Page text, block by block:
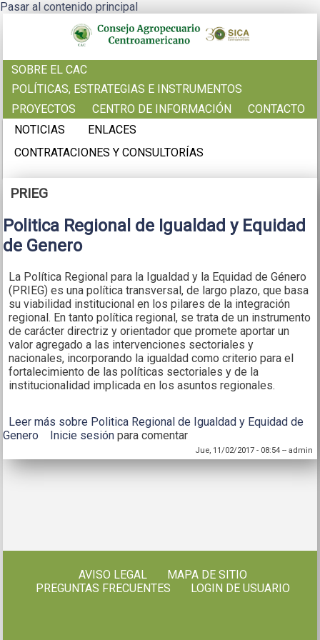
Pasar al contenido principal
SOBRE EL CAC
POLÍTICAS, ESTRATEGIAS E INSTRUMENTOS
PROYECTOS
CENTRO DE INFORMACIÓN
CONTACTO
NOTICIAS
ENLACES
CONTRATACIONES Y CONSULTORÍAS
PRIEG
Politica Regional de Igualdad y Equidad
de Genero
La Política Regional para la Igualdad y la Equidad de Género
(PRIEG) es una política transversal, de largo plazo, que basa
su viabilidad institucional en los pilares de la integración
regional. En tanto política regional, se trata de un instrumento
de carácter directriz y orientador que promete aportar un
valor agregado a las intervenciones sectoriales y
nacionales, incorporando la igualdad como criterio para el
fortalecimiento de las políticas sectoriales y de la
institucionalidad implicada en los asuntos regionales.
Leer más sobre Politica Regional de Igualdad y Equidad de
Genero
Inicie sesión para comentar
Jue, 11/02/2017 - 08:54-- admin
AVISO LEGAL
MAPA DE SITIO
PREGUNTAS FRECUENTES
LOGIN DE USUARIO